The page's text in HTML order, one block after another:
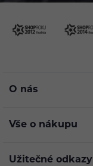
O nás
Vše o nákupu
Užitečné odkazy